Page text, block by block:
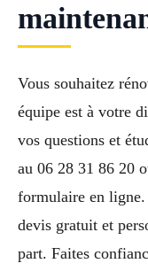
Vous souhaitez
équipe est à votre
vos questions et
au 06 28 31 86 20
formulaire en ligne.
devis gratuit et
part. Faites